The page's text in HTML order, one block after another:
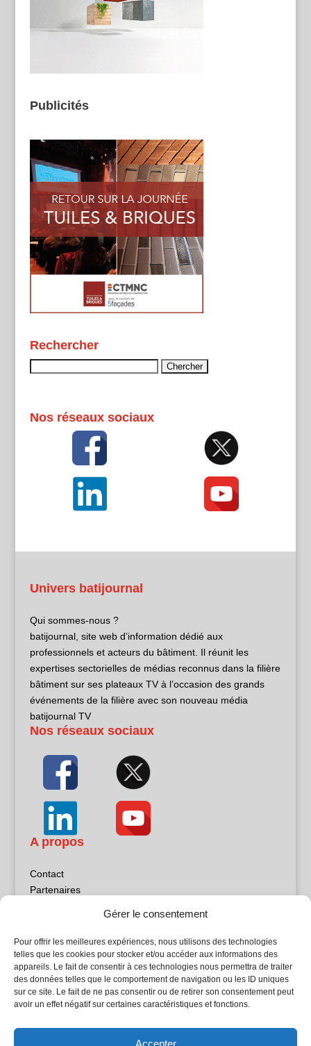
Gérer le consentement
Pour offrir les meilleures expériences, nous utilisons des technologies
telles que les cookies pour stocker et/ou accéder aux informations des
appareils. Le fait de consentir à ces technologies nous permettra de traiter
des données telles que le comportement de navigation ou les ID uniques
sur ce site. Le fait de ne pas consentir ou de retirer son consentement peut
avoir un effet négatif sur certaines caractéristiques et fonctions.
Accepter
Publicités
Rechercher
Nos réseaux sociaux
Univers batijournal
Qui sommes-nous ?
batijournal, site web d’information dédié aux
professionnels et acteurs du bâtiment. Il réunit les
expertises sectorielles de médias reconnus dans la filière
bâtiment sur ses plateaux TV à l’occasion des grands
événements de la filière avec son nouveau média
batijournal TV
Nos réseaux sociaux
A propos
Contact
Partenaires
Politique de confidentialité
Sites partenaires
5Façades
Atrium Patrimoine